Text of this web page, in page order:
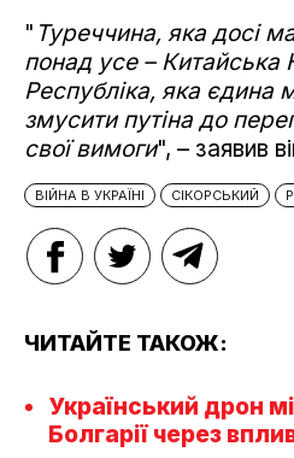
" Туреччина, яка досі
понад усе – Китайська
Республіка, яка єдина
змусити путіна до
свої вимоги", – заявив
ВІЙНА В УКРАЇНІ СІКОРСЬКИЙ
ЧИТАЙТЕ ТАКОЖ:
Український дрон
Болгарії через